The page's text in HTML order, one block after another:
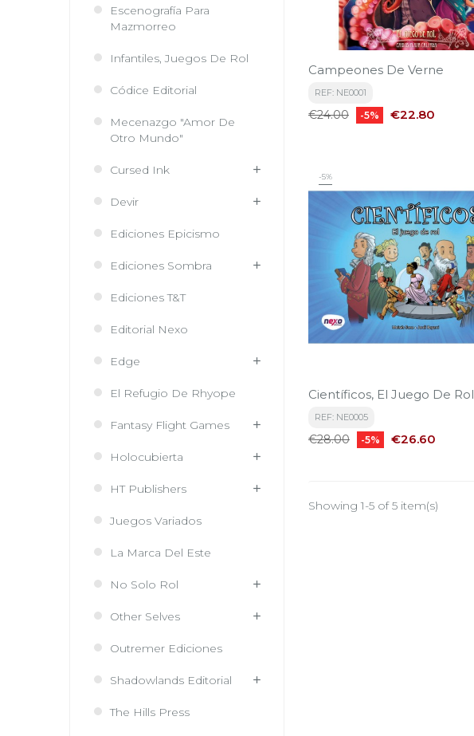
Escenografía Para
Mazmorreo
Infantiles, Juegos De Rol
Códice Editorial
Mecenazgo "Amor De
Otro Mundo"
Cursed Ink
Devir
Ediciones Epicismo
Ediciones Sombra
Ediciones T&T
Editorial Nexo
Edge
El Refugio De Rhyope
Fantasy Flight Games
Holocubierta
HT Publishers
Juegos Variados
La Marca Del Este
No Solo Rol
Other Selves
Outremer Ediciones
Shadowlands Editorial
The Hills Press
Campeones De Verne
REF: NE0001
Regular
€24.00 -5% Price
€22.80
-5%
Científicos, El Juego De Rol
REF: NE0005
Regular
€28.00 -5% Price
€26.60
Showing 1-5 of 5 item(s)